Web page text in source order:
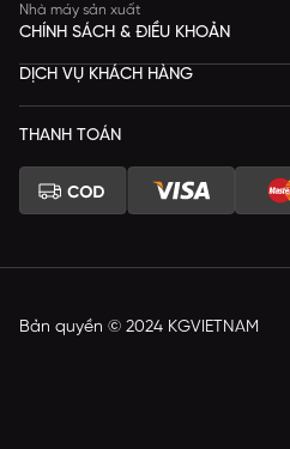
Nhà máy sản xuất
CHÍNH SÁCH & ĐIỀU KHOẢN
DỊCH VỤ KHÁCH HÀNG
THANH TOÁN
Bản quyền © 2024 KGVIETNAM